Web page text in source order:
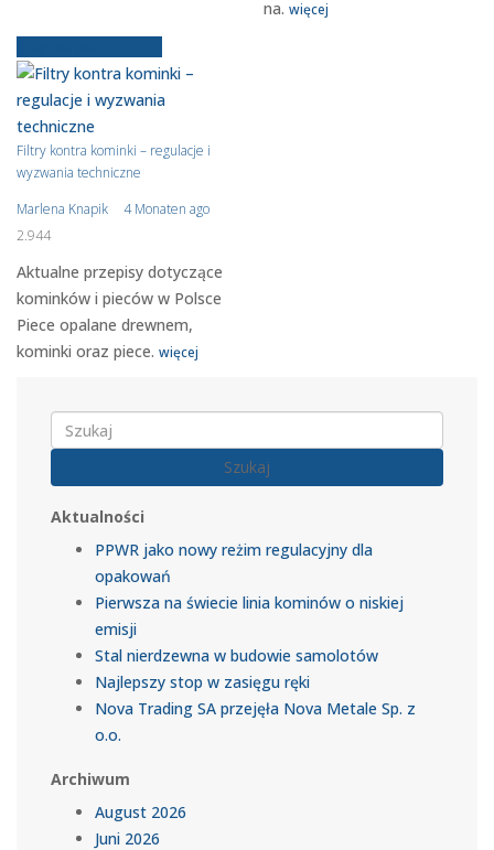
na. więcej
Filtry kontra kominki – regulacje i
wyzwania techniczne
Marlena Knapik
4 Monaten ago
2.944
Aktualne przepisy dotyczące
kominków i pieców w Polsce
Piece opalane drewnem,
kominki oraz piece. więcej
Szukaj
Aktualności
PPWR jako nowy reżim regulacyjny dla
opakowań
Pierwsza na świecie linia kominów o niskiej
emisji
Stal nierdzewna w budowie samolotów
Najlepszy stop w zasięgu ręki
Nova Trading SA przejęła Nova Metale Sp. z
o.o.
Archiwum
August 2026
Juni 2026